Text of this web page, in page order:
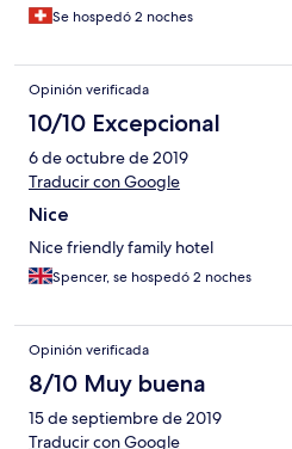
Se hospedó 2 noches
Opinión verificada
10/10 Excepcional
6 de octubre de 2019
Traducir con Google
Nice
Nice friendly family hotel
Spencer, se hospedó 2 noches
Opinión verificada
8/10 Muy buena
15 de septiembre de 2019
Traducir con Google